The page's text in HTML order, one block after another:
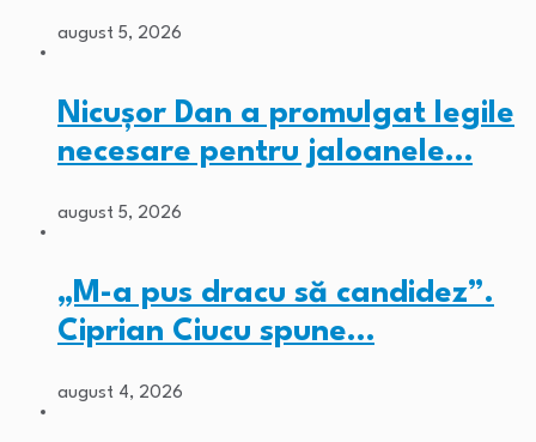
august 5, 2026
Nicușor Dan a promulgat legile
necesare pentru jaloanele…
august 5, 2026
„M-a pus dracu să candidez”.
Ciprian Ciucu spune…
august 4, 2026